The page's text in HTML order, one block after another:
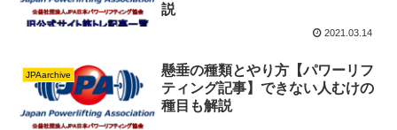
説
2021.03.14
JPAarchive
懸垂の種類とやり方【パワーリフ
ティング記事】できない人むけの
種目も解説